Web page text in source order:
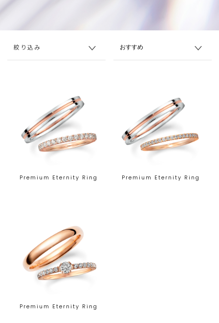
絞り込み
Premium Eternity Ring Premium Eternity Ring
Premium Eternity Ring